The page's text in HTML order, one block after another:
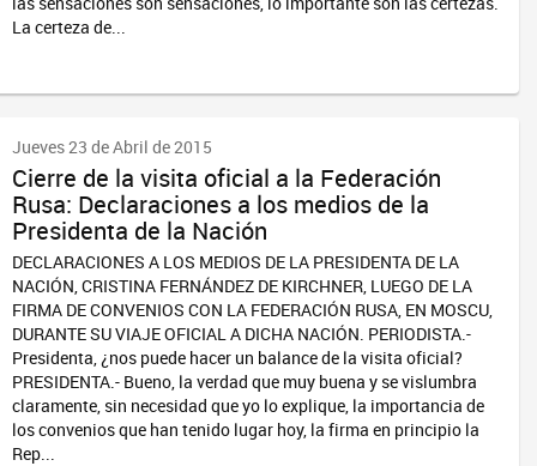
La certeza de...
Jueves 23 de Abril de 2015
Cierre de la visita oficial a la Federación
Rusa: Declaraciones a los medios de la
Presidenta de la Nación
DECLARACIONES A LOS MEDIOS DE LA PRESIDENTA DE LA
NACIÓN, CRISTINA FERNÁNDEZ DE KIRCHNER, LUEGO DE LA
FIRMA DE CONVENIOS CON LA FEDERACIÓN RUSA, EN MOSCU,
DURANTE SU VIAJE OFICIAL A DICHA NACIÓN. PERIODISTA.-
Presidenta, ¿nos puede hacer un balance de la visita oficial?
PRESIDENTA.- Bueno, la verdad que muy buena y se vislumbra
claramente, sin necesidad que yo lo explique, la importancia de
los convenios que han tenido lugar hoy, la firma en principio la
Rep...